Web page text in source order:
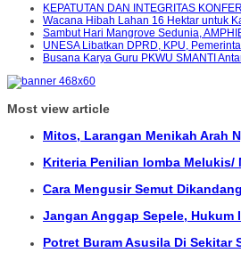
KEPATUTAN DAN INTEGRITAS
Wacana Hibah Lahan 16 Hektar untuk
Sambut Hari Mangrove Sedunia,
UNESA Libatkan DPRD, KPU,
Busana Karya Guru PKWU SMANTI
Most view article
Mitos, Larangan Menikah Arah
Kriteria Penilian lomba Melukis/
Cara Mengusir Semut
Jangan Anggap Sepele, Hukum
Potret Buram Asusila Di Sekitar